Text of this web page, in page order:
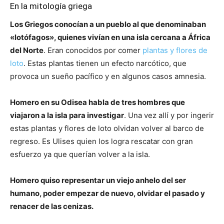
En la mitología griega
Los Griegos conocían a un pueblo al que denominaban
«lotófagos», quienes vivían en una isla cercana a África
del Norte. Eran conocidos por comer plantas y flores de
loto. Estas plantas tienen un efecto narcótico, que
provoca un sueño pacífico y en algunos casos amnesia.
Homero en su Odisea habla de tres hombres que
viajaron a la isla para investigar. Una vez allí y por ingerir
estas plantas y flores de loto olvidan volver al barco de
regreso. Es Ulises quien los logra rescatar con gran
esfuerzo ya que querían volver a la isla.
Homero quiso representar un viejo anhelo del ser
humano, poder empezar de nuevo, olvidar el pasado y
renacer de las cenizas.